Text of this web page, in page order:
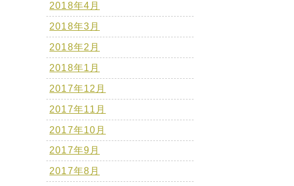
2018年4月
2018年3月
2018年2月
2018年1月
2017年12月
2017年11月
2017年10月
2017年9月
2017年8月